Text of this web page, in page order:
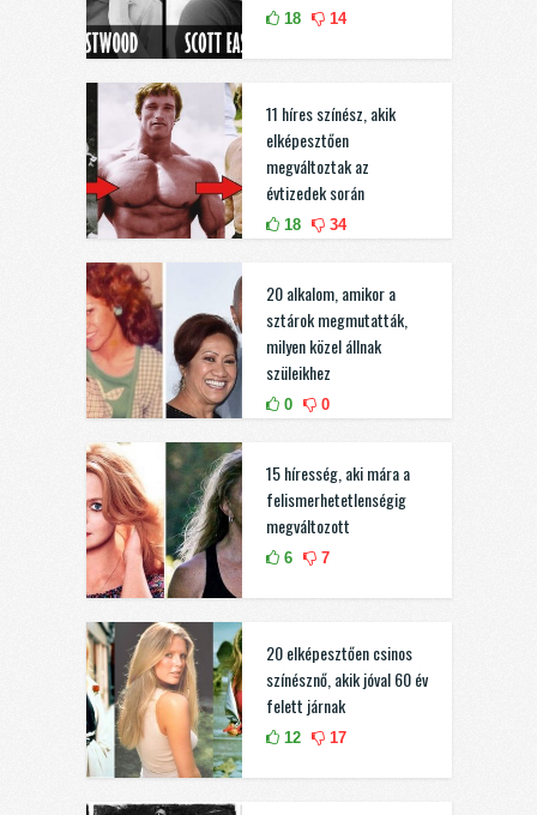
18 14
11 híres színész, akik
elképesztően
megváltoztak az
évtizedek során
18 34
20 alkalom, amikor a
sztárok megmutatták,
milyen közel állnak
szüleikhez
0 0
15 híresség, aki mára a
felismerhetetlenségig
megváltozott
6 7
20 elképesztően csinos
színésznő, akik jóval 60 év
felett járnak
12 17